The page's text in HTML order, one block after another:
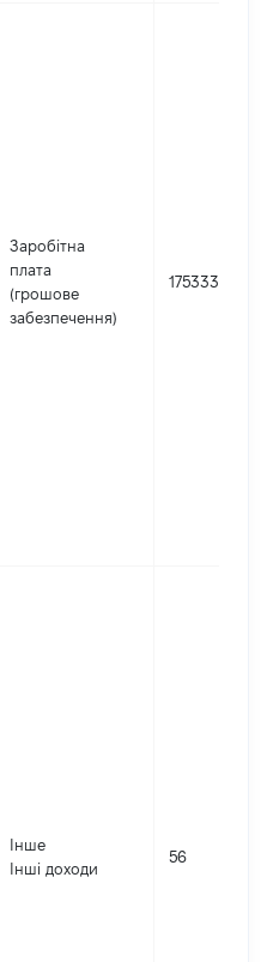
Заробітна
плата
(грошове
забезпечення)
175333
Інше
Інші доходи
56